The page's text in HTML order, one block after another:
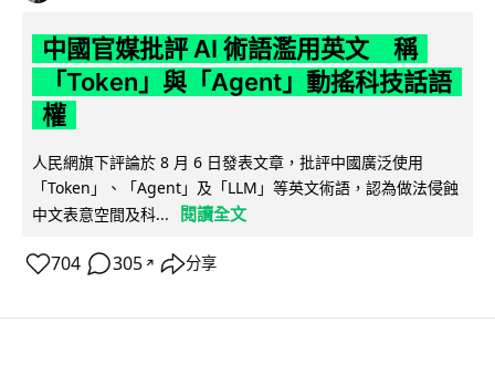
中國官媒批評 AI 術語濫用英文 稱
「Token」與「Agent」動搖科技話語
權
人民網旗下評論於 8 月 6 日發表文章，批評中國廣泛使用
「Token」、「Agent」及「LLM」等英文術語，認為做法侵蝕
中文表意空間及科...
閱讀全文
704 305 ↗ 分享